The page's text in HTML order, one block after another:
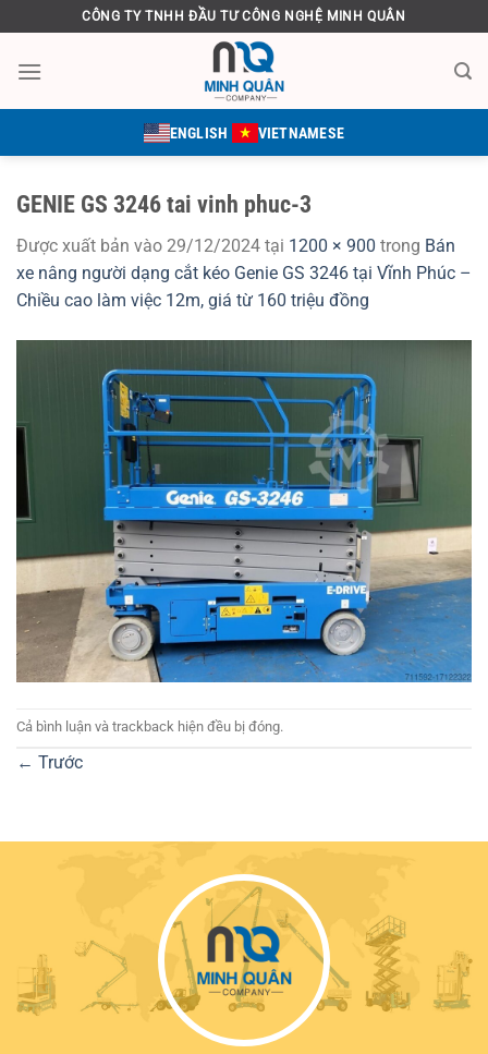
qua
nội
CÔNG TY TNHH ĐẦU TƯ CÔNG NGHỆ MINH QUÂN
ENGLISH VIETNAMESE
GENIE GS 3246 tai vinh phuc-3
Được xuất bản vào 29/12/2024 tại 1200 × 900 trong Bán
xe nâng người dạng cắt kéo Genie GS 3246 tại Vĩnh Phúc –
Chiều cao làm việc 12m, giá từ 160 triệu đồng
Cả bình luận và trackback hiện đều bị đóng.
← Trước